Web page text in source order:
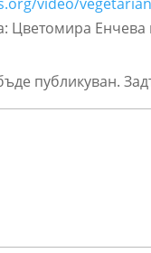
Цветомира
публикуван.